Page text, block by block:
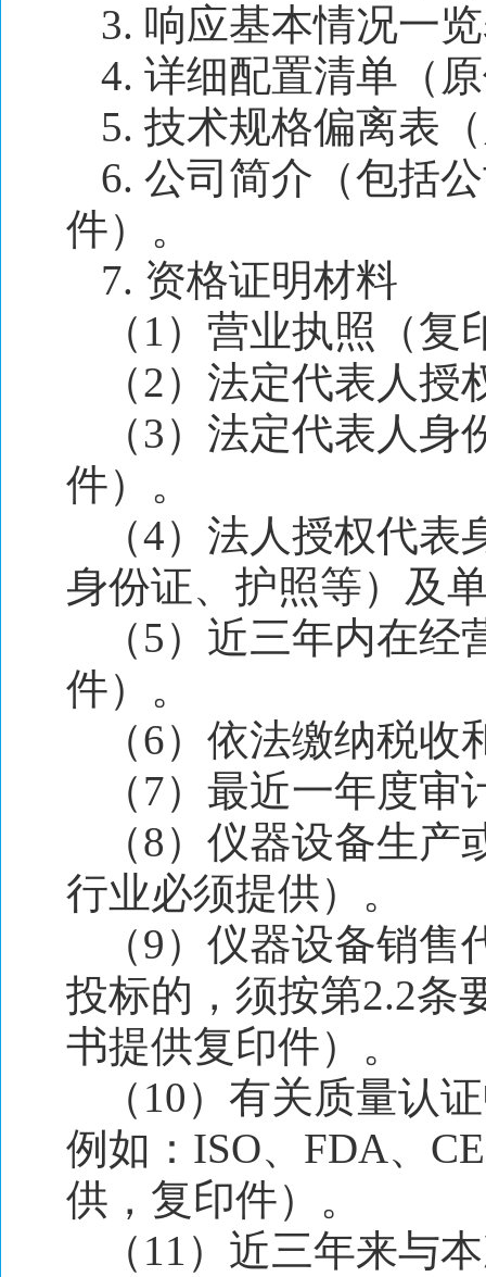
3. 响应基本情况一
4. 详细配置清单（
5. 技术规格偏离表
6. 公司简介（包括
件）。
7. 资格证明材料
（1）营业执照（复
（2）法定代表人
（3）法定代表人
件）。
（4）法人授权代
身份证、护照等）及
（5）近三年内在
件）。
（6）依法缴纳税
（7）最近一年度
（8）仪器设备生
行业必须提供）。
（9）仪器设备销
投标的，须按第2.2条
书提供复印件）。
（10）有关质量认
例如：ISO、FDA、
供，复印件）。
（11）近三年来与